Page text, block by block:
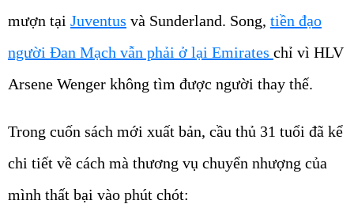
mượn tại Juventus và Sunderland. Song, tiền đạo
người Đan Mạch vẫn phải ở lại Emirates chỉ vì HLV
Arsene Wenger không tìm được người thay thế.
Trong cuốn sách mới xuất bản, cầu thủ 31 tuổi đã kể
chi tiết về cách mà thương vụ chuyển nhượng của
mình thất bại vào phút chót: